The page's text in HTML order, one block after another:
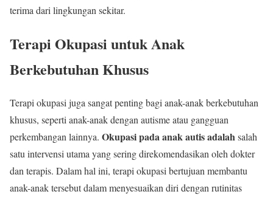
terima dari lingkungan sekitar.
Terapi Okupasi untuk Anak
Berkebutuhan Khusus
Terapi okupasi juga sangat penting bagi anak-anak berkebutuhan
khusus, seperti anak-anak dengan autisme atau gangguan
perkembangan lainnya. Okupasi pada anak autis adalahsalah
satu intervensi utama yang sering direkomendasikan oleh dokter
dan terapis. Dalam hal ini, terapi okupasi bertujuan membantu
anak-anak tersebut dalam menyesuaikan diri dengan rutinitas